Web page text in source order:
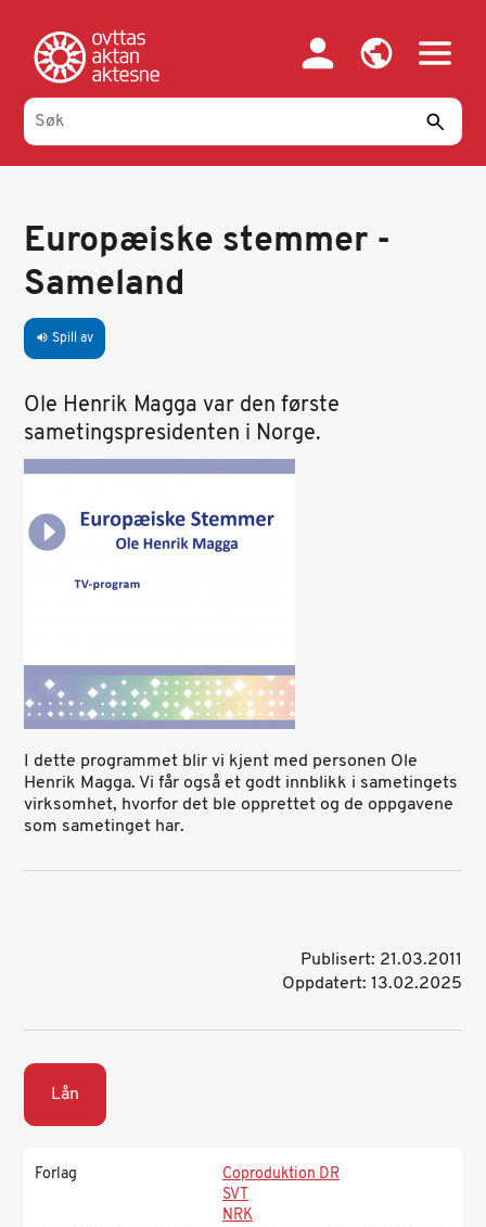
hovedinnhold
Europæiske stemmer -
Sameland
volume_up Spill av
Ole Henrik Magga var den første
sametingspresidenten i Norge.
I dette programmet blir vi kjent med personen Ole
Henrik Magga. Vi får også et godt innblikk i sametingets
virksomhet, hvorfor det ble opprettet og de oppgavene
som sametinget har.
Publisert: 21.03.2011
Oppdatert: 13.02.2025
Lån
Forlag
Coproduktion DR
SVT
NRK